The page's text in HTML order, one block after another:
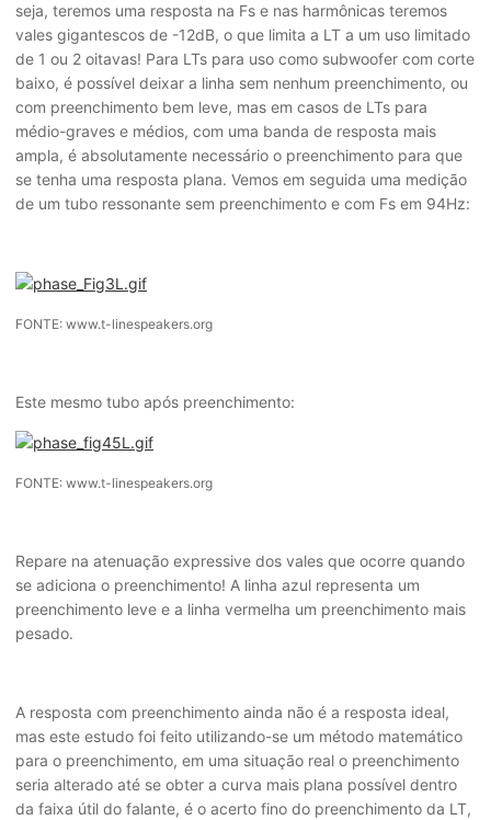
seja, teremos uma resposta na Fs e nas harmônicas teremos
vales gigantescos de -12dB, o que limita a LT a um uso limitado
de 1 ou 2 oitavas! Para LTs para uso como subwoofer com corte
baixo, é possível deixar a linha sem nenhum preenchimento, ou
com preenchimento bem leve, mas em casos de LTs para
médio-graves e médios, com uma banda de resposta mais
ampla, é absolutamente necessário o preenchimento para que
se tenha uma resposta plana. Vemos em seguida uma medição
de um tubo ressonante sem preenchimento e com Fs em 94Hz:
FONTE: www.t-linespeakers.org
Este mesmo tubo após preenchimento:
FONTE: www.t-linespeakers.org
Repare na atenuação expressive dos vales que ocorre quando
se adiciona o preenchimento! A linha azul representa um
preenchimento leve e a linha vermelha um preenchimento mais
pesado.
A resposta com preenchimento ainda não é a resposta ideal,
mas este estudo foi feito utilizando-se um método matemático
para o preenchimento, em uma situação real o preenchimento
seria alterado até se obter a curva mais plana possível dentro
da faixa útil do falante, é o acerto fino do preenchimento da LT,